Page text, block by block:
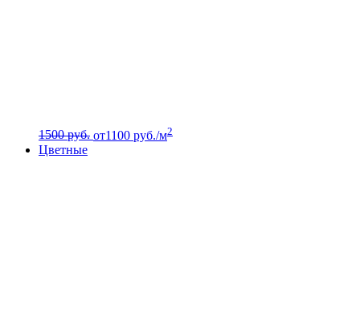
1500 руб. от1100 руб./м2
Цветные